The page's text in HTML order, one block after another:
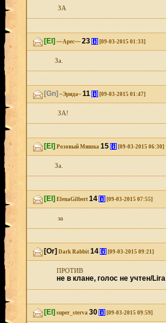
ЗА
[El] ~~Арес~~ 23 [i] [09-03-2015 01:33]
За.
[Gn] ~Эрида~ 11 [i] [09-03-2015 01:47]
ЗА!
[El] Розовый Мишка 15 [i] [09-03-2015 06:30]
За.
[El] ElenaGilbert 14 [i] [09-03-2015 07:55]
за
[Or] Dark Rabbit 14 [i] [09-03-2015 09:21]
ПРОТИВ
не в клане, голос не учтен/Lira
[El] super_sterva 30 [i] [09-03-2015 09:59]